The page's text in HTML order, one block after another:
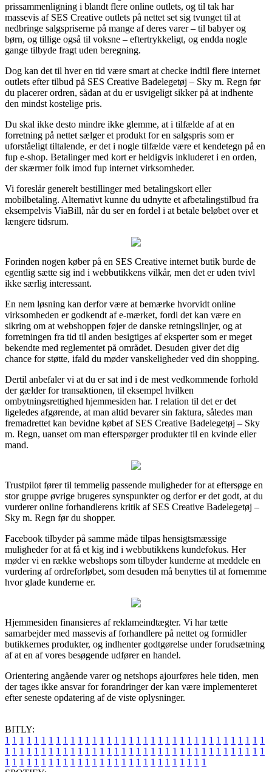
prissammenligning i blandt flere online outlets, og til tak har
massevis af SES Creative outlets på nettet set sig tvunget til at
nedbringe salgspriserne på mange af deres varer – til babyer og
børn, og tillige også til voksne – eftertrykkeligt, og endda nogle
gange tilbyde fragt uden beregning.
Dog kan det til hver en tid være smart at checke indtil flere internet
outlets efter tilbud på SES Creative Badelegetøj – Sky m. Regn før
du placerer ordren, sådan at du er usvigeligt sikker på at indhente
den mindst kostelige pris.
Du skal ikke desto mindre ikke glemme, at i tilfælde af at en
forretning på nettet sælger et produkt for en salgspris som er
uforståeligt tiltalende, er det i nogle tilfælde være et kendetegn på en
fup e-shop. Betalinger med kort er heldigvis inkluderet i en orden,
der skærmer folk imod fup internet virksomheder.
Vi foreslår generelt bestillinger med betalingskort eller
mobilbetaling. Alternativt kunne du udnytte et afbetalingstilbud fra
eksempelvis ViaBill, når du ser en fordel i at betale beløbet over et
længere tidsrum.
Forinden nogen køber på en SES Creative internet butik burde de
egentlig sætte sig ind i webbutikkens vilkår, men det er uden tvivl
ikke særlig interessant.
En nem løsning kan derfor være at bemærke hvorvidt online
virksomheden er godkendt af e-mærket, fordi det kan være en
sikring om at webshoppen føjer de danske retningslinjer, og at
forretningen fra tid til anden besigtiges af eksperter som er meget
bekendte med reglementet på området. Desuden giver det dig
chance for støtte, ifald du møder vanskeligheder ved din shopping.
Dertil anbefaler vi at du er sat ind i de mest vedkommende forhold
der gælder for transaktionen, til eksempel hvilken
ombytningsrettighed hjemmesiden har. I relation til det er det
ligeledes afgørende, at man altid bevarer sin faktura, således man
fremadrettet kan bevidne købet af SES Creative Badelegetøj – Sky
m. Regn, uanset om man efterspørger produkter til en kvinde eller
mand.
Trustpilot fører til temmelig passende muligheder for at eftersøge en
stor gruppe øvrige brugeres synspunkter og derfor er det godt, at du
vurderer online forhandlerens kritik af SES Creative Badelegetøj –
Sky m. Regn før du shopper.
Facebook tilbyder på samme måde tilpas hensigtsmæssige
muligheder for at få et kig ind i webbutikkens kundefokus. Her
møder vi en række webshops som tilbyder kunderne at meddele en
vurdering af ordreforløbet, som desuden må benyttes til at fornemme
hvor glade kunderne er.
Hjemmesiden finansieres af reklameindtægter. Vi har tætte
samarbejder med massevis af forhandlere på nettet og formidler
butikkernes produkter, og indhenter godtgørelse under forudsætning
af at en af vores besøgende udfører en handel.
Orientering angående varer og netshops ajourføres hele tiden, men
der tages ikke ansvar for forandringer der kan være implementeret
efter seneste opdatering af de viste oplysninger.
BITLY:
1 1 1 1 1 1 1 1 1 1 1 1 1 1 1 1 1 1 1 1 1 1 1 1 1 1 1 1 1 1 1 1 1 1 1 1
1 1 1 1 1 1 1 1 1 1 1 1 1 1 1 1 1 1 1 1 1 1 1 1 1 1 1 1 1 1 1 1 1 1 1 1
1 1 1 1 1 1 1 1 1 1 1 1 1 1 1 1 1 1 1 1 1 1 1 1 1 1 1 1